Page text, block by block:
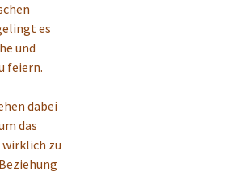
es
und
feiern.
dabei
das
zu